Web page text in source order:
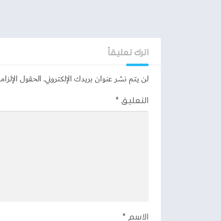
اترك تعليقاً
لن يتم نشر عنوان بريدك الإلكتروني.الحقول
التعليق *
الاسم *